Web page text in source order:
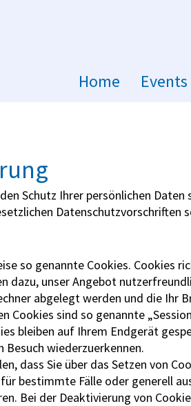
Home Events
Schutz Ihrer persönlichen
Datenschutzvorschriften
so genannte Cookies. Cookies
dazu, unser Angebot
abgelegt werden und die Ihr
Cookies sind so genannte
bleiben auf Ihrem Endgerät
Besuch wiederzuerkennen.
dass Sie über das Setzen von
bestimmte Fälle oder generell
Bei der Deaktivierung von